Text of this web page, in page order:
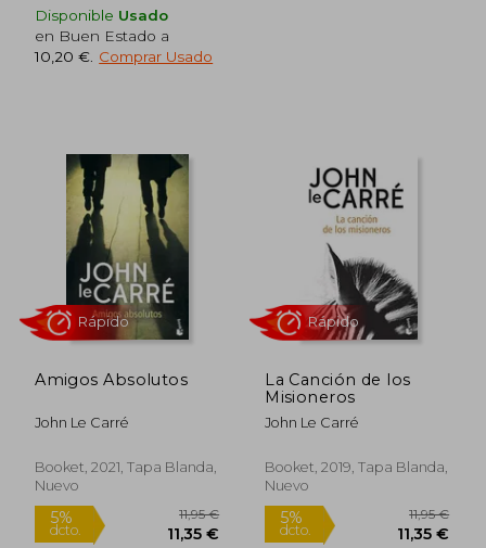
Disponible Usado
en Buen Estado a
10,20 € Comprar Usado
Amigos Absolutos
John Le Carré
Booket, 2021, Tapa Blanda,
Nuevo
La Canción de los
Misioneros
John Le Carré
Booket, 2019, Tapa Blanda,
Nuevo